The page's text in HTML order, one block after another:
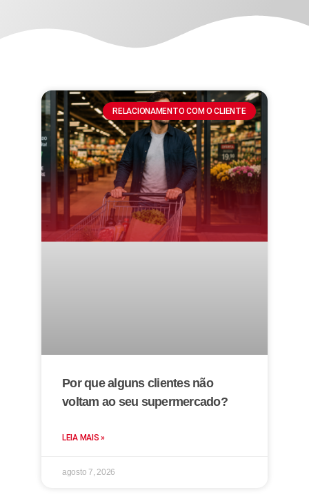
RELACIONAMENTO COM O CLIENTE
Por que alguns clientes não
voltam ao seu supermercado?
LEIA MAIS »
agosto 7, 2026